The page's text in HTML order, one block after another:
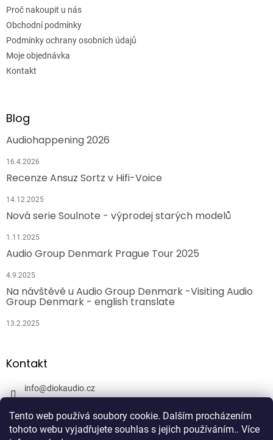
Tento web používá soubory cookie. Dalším procházením
tohoto webu vyjadřujete souhlas s jejich používáním.. Více
Proč nakoupit u nás
Obchodní podmínky
Podmínky ochrany osobních údajů
Moje objednávka
Kontakt
Blog
Audiohappening 2026
16.4.2026
Recenze Ansuz Sortz v Hifi-Voice
14.12.2025
Nová serie Soulnote - výprodej starých modelů
1.11.2025
Audio Group Denmark Prague Tour 2025
4.9.2025
Na návštěvě u Audio Group Denmark -Visiting Audio
Group Denmark - english translate
13.2.2025
Kontakt
info@diokaudio.cz
DiokAudio.cz - Hifi Studio Pánský Dvůr